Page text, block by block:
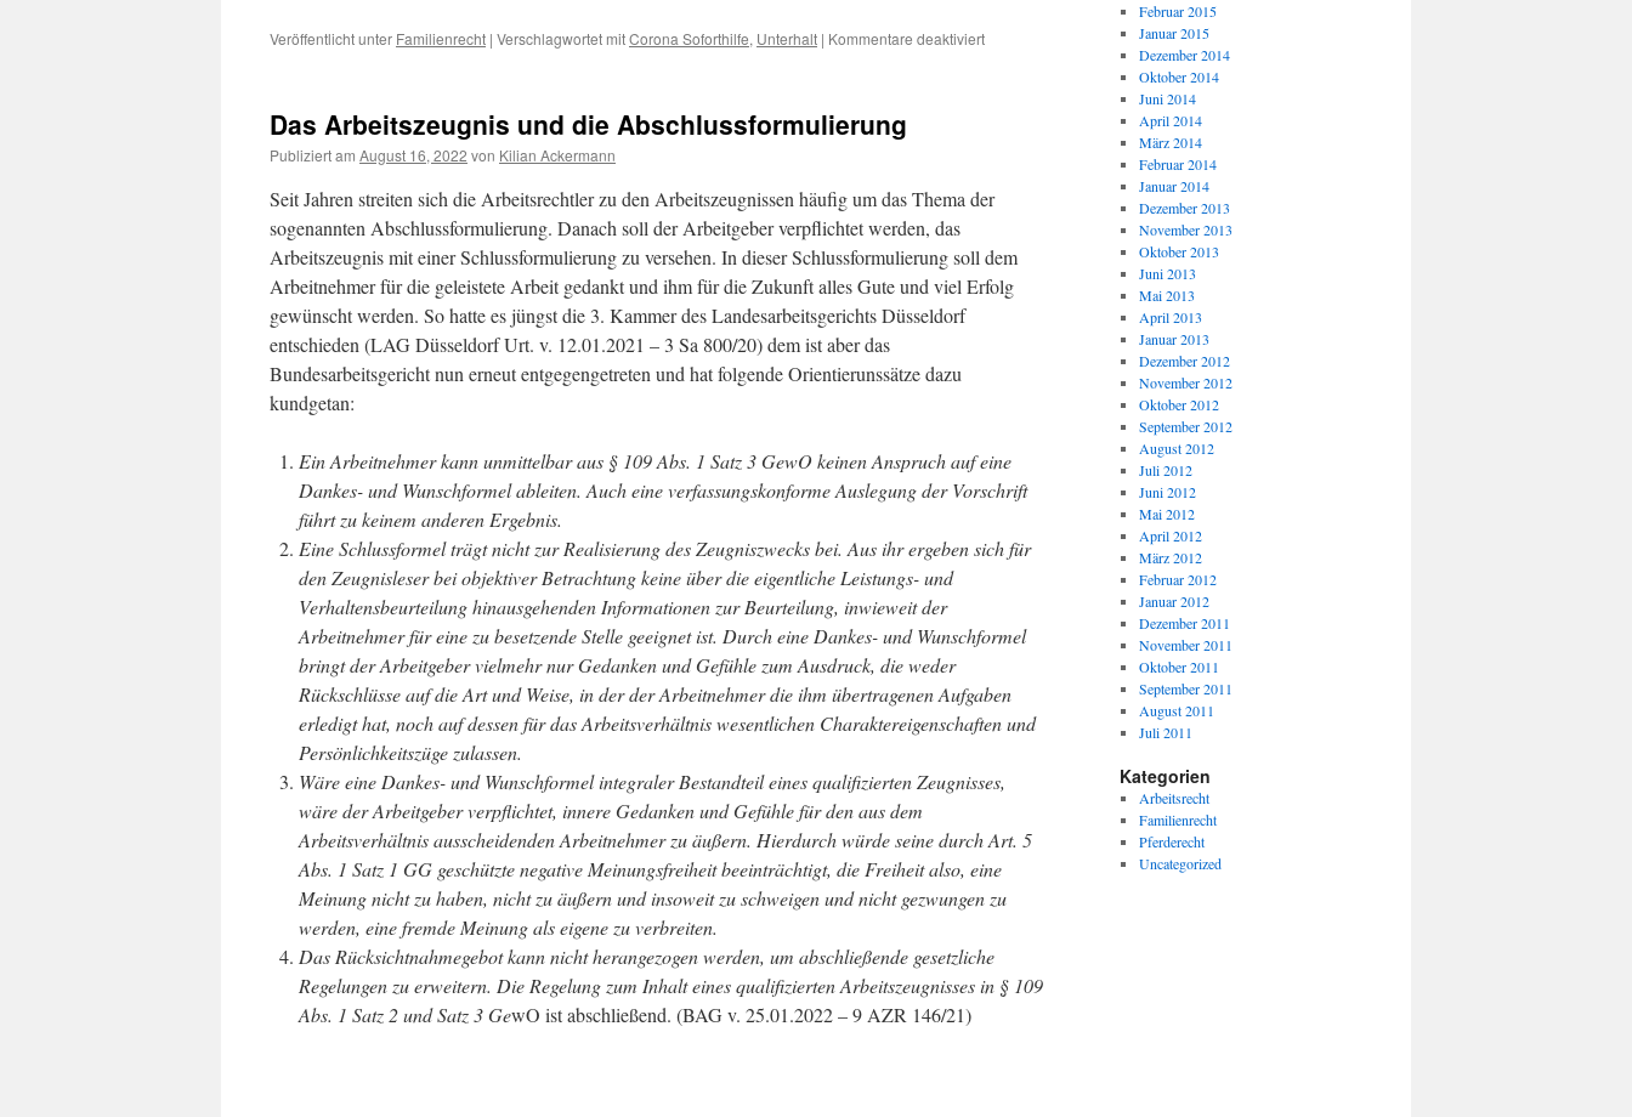
Veröffentlicht unter Familienrecht | Verschlagwortet mitCorona Soforthilfe, Unterhalt | Kommentare deaktiviertfür
Einkommenscharakter
CoronaÜberbrückungshilfe
Das Arbeitszeugnis und die Abschlussformulierung
Publiziert am August 16, 2022 von Kilian Ackermann
Seit Jahren streiten sich die Arbeitsrechtler zu den Arbeitszeugnissen häufig um das Thema der
sogenannten Abschlussformulierung. Danach soll der Arbeitgeber verpflichtet werden, das
Arbeitszeugnis mit einer Schlussformulierung zu versehen. In dieser Schlussformulierung soll dem
Arbeitnehmer für die geleistete Arbeit gedankt und ihm für die Zukunft alles Gute und viel Erfolg
gewünscht werden. So hatte es jüngst die 3. Kammer des Landesarbeitsgerichts Düsseldorf
entschieden (LAG Düsseldorf Urt. v. 12.01.2021 – 3 Sa 800/20) dem ist aber das
Bundesarbeitsgericht nun erneut entgegengetreten und hat folgende Orientierunssätze dazu
kundgetan:
Ein Arbeitnehmer kann unmittelbar aus § 109 Abs. 1 Satz 3 GewO keinen Anspruch auf eine
Dankes- und Wunschformel ableiten. Auch eine verfassungskonforme Auslegung der Vorschrift
führt zu keinem anderen Ergebnis.
Eine Schlussformel trägt nicht zur Realisierung des Zeugniszwecks bei. Aus ihr ergeben sich für
den Zeugnisleser bei objektiver Betrachtung keine über die eigentliche Leistungs- und
Verhaltensbeurteilung hinausgehenden Informationen zur Beurteilung, inwieweit der
Arbeitnehmer für eine zu besetzende Stelle geeignet ist. Durch eine Dankes- und Wunschformel
bringt der Arbeitgeber vielmehr nur Gedanken und Gefühle zum Ausdruck, die weder
Rückschlüsse auf die Art und Weise, in der der Arbeitnehmer die ihm übertragenen Aufgaben
erledigt hat, noch auf dessen für das Arbeitsverhältnis wesentlichen Charaktereigenschaften und
Persönlichkeitszüge zulassen.
Wäre eine Dankes- und Wunschformel integraler Bestandteil eines qualifizierten Zeugnisses,
wäre der Arbeitgeber verpflichtet, innere Gedanken und Gefühle für den aus dem
Arbeitsverhältnis ausscheidenden Arbeitnehmer zu äußern. Hierdurch würde seine durch Art. 5
Abs. 1 Satz 1 GG geschützte negative Meinungsfreiheit beeinträchtigt, die Freiheit also, eine
Meinung nicht zu haben, nicht zu äußern und insoweit zu schweigen und nicht gezwungen zu
werden, eine fremde Meinung als eigene zu verbreiten.
Das Rücksichtnahmegebot kann nicht herangezogen werden, um abschließende gesetzliche
Regelungen zu erweitern. Die Regelung zum Inhalt eines qualifizierten Arbeitszeugnisses in § 109
Abs. 1 Satz 2 und Satz 3 GewO ist abschließend. (BAG v. 25.01.2022 – 9 AZR 146/21)
Februar 2015
Januar 2015
Dezember 2014
Oktober 2014
Juni 2014
April 2014
März 2014
Februar 2014
Januar 2014
Dezember 2013
November 2013
Oktober 2013
Juni 2013
Mai 2013
April 2013
Januar 2013
Dezember 2012
November 2012
Oktober 2012
September 2012
August 2012
Juli 2012
Juni 2012
Mai 2012
April 2012
März 2012
Februar 2012
Januar 2012
Dezember 2011
November 2011
Oktober 2011
September 2011
August 2011
Juli 2011
Kategorien
Arbeitsrecht
Familienrecht
Pferderecht
Uncategorized